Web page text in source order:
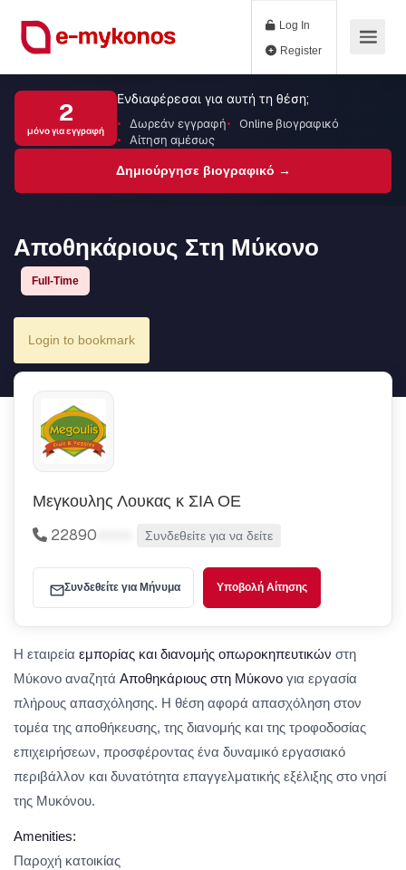
Log In
2
μόνο για εγγραφή
Ενδιαφέρεσαι για αυτή τη θέση;
Δωρεάν εγγραφή
Online βιογραφικό
Αίτηση αμέσως
Δημιούργησε βιογραφικό →
Αποθηκάριους Στη Μύκονο
Full-Time
Login to bookmark
Μεγκουλης Λουκας κ ΣΙΑ ΟΕ
22890 Συνδεθείτε για να δείτε
Συνδεθείτε για Μήνυμα Υποβολή Αίτησης
Η εταιρεία εμπορίας και διανομής οπωροκηπευτικών στη
Μύκονο αναζητά Αποθηκάριους στη Μύκονο για εργασία
πλήρους απασχόλησης. Η θέση αφορά απασχόληση στον
τομέα της αποθήκευσης, της διανομής και της τροφοδοσίας
επιχειρήσεων, προσφέροντας ένα δυναμικό εργασιακό
περιβάλλον και δυνατότητα επαγγελματικής εξέλιξης στο νησί
της Μυκόνου.
Amenities:
Παροχή κατοικίας